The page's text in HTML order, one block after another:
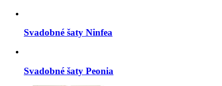
Svadobné šaty Ninfea
Svadobné šaty Peonia